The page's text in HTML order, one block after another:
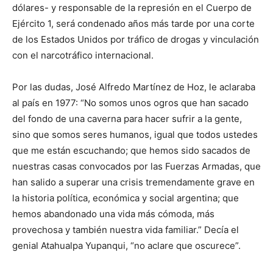
dólares- y responsable de la represión en el Cuerpo de
Ejército 1, será condenado años más tarde por una corte
de los Estados Unidos por tráfico de drogas y vinculación
con el narcotráfico internacional.
Por las dudas, José Alfredo Martínez de Hoz, le aclaraba
al país en 1977: “No somos unos ogros que han sacado
del fondo de una caverna para hacer sufrir a la gente,
sino que somos seres humanos, igual que todos ustedes
que me están escuchando; que hemos sido sacados de
nuestras casas convocados por las Fuerzas Armadas, que
han salido a superar una crisis tremendamente grave en
la historia política, económica y social argentina; que
hemos abandonado una vida más cómoda, más
provechosa y también nuestra vida familiar.” Decía el
genial Atahualpa Yupanqui, “no aclare que oscurece”.